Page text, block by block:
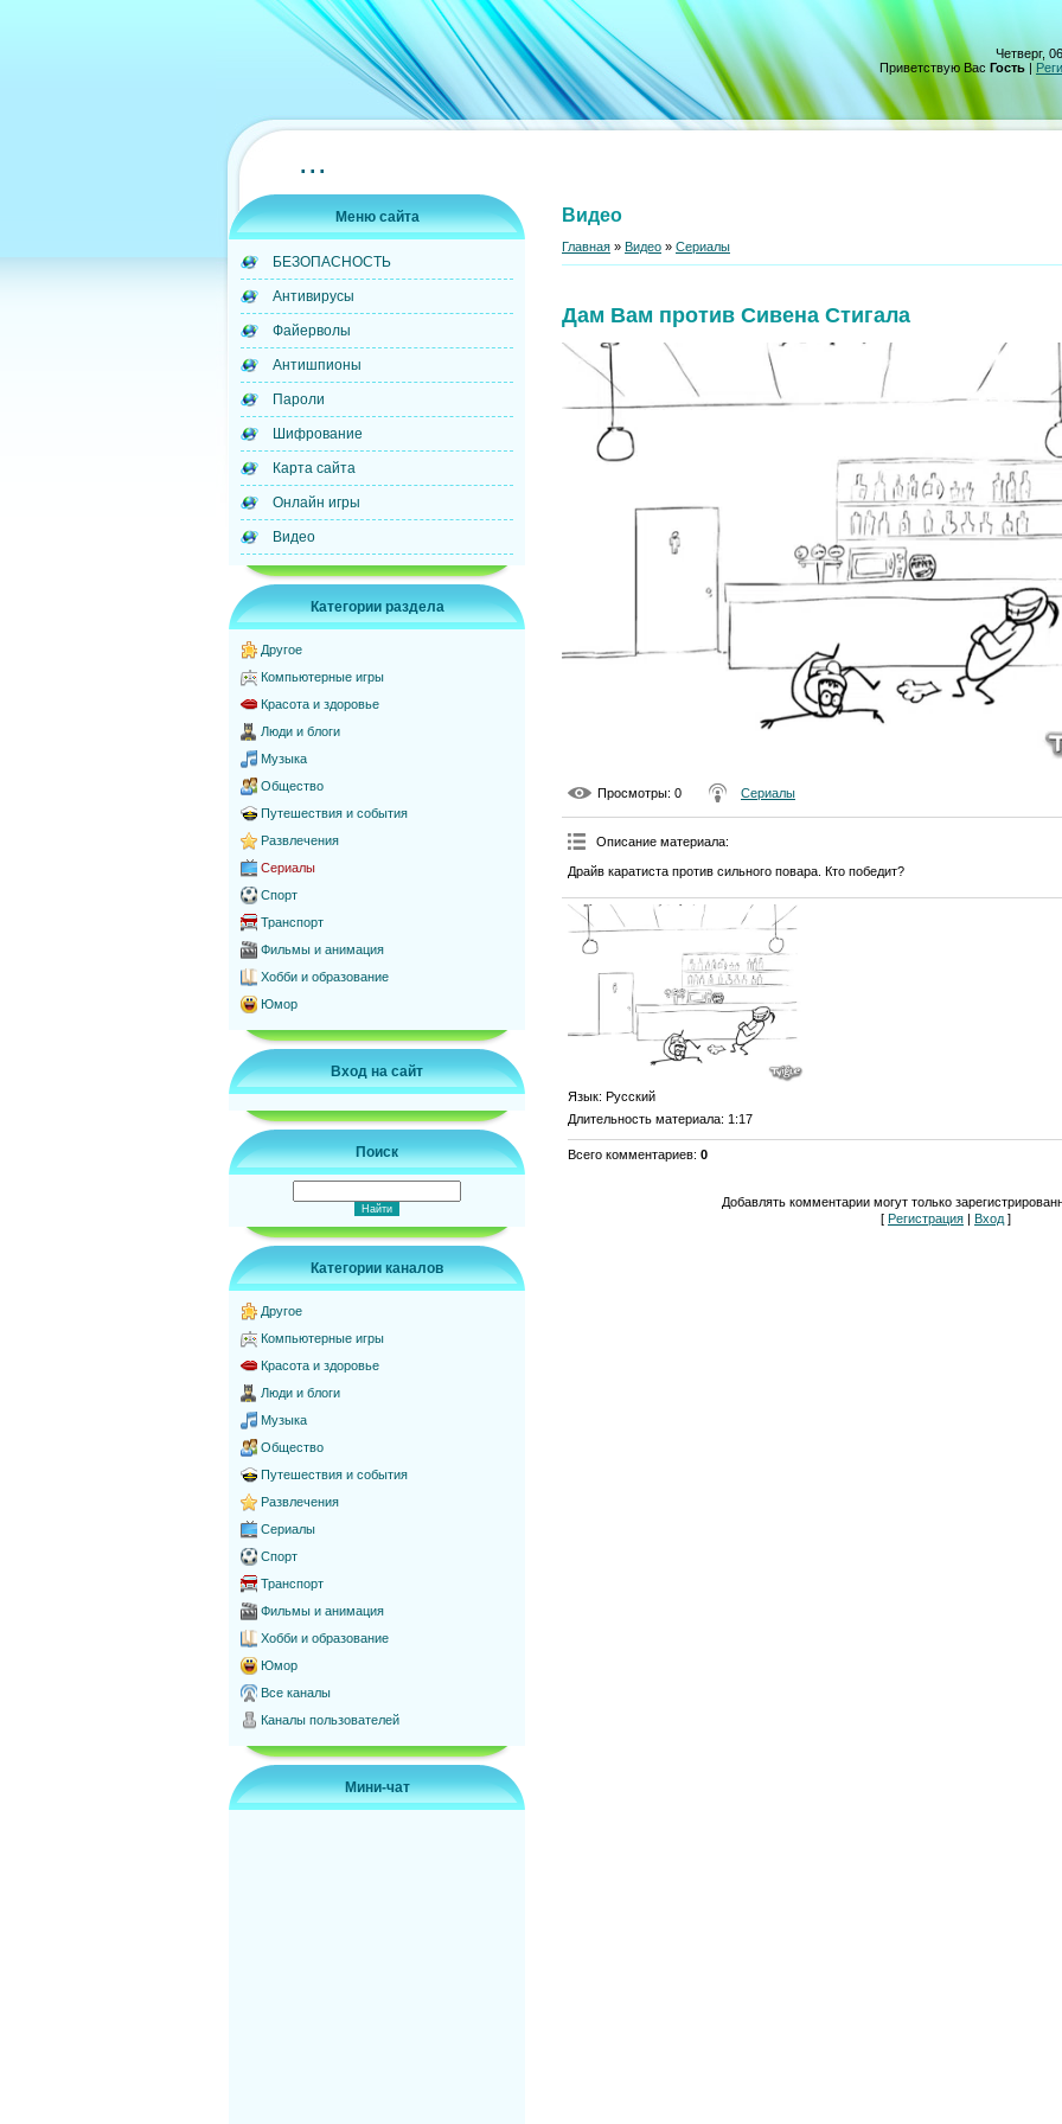
Четверг,
Приветствую Вас Гость |
...
Меню сайта
БЕЗОПАСНОСТЬ
Антивирусы
Файерволы
Антишпионы
Пароли
Шифрование
Карта сайта
Онлайн игры
Видео
Категории раздела
Другое
Компьютерные игры
Красота и здоровье
Люди и блоги
Музыка
Общество
Путешествия и события
Развлечения
Сериалы
Спорт
Транспорт
Фильмы и анимация
Хобби и образование
Юмор
Вход на сайт
Поиск
Категории каналов
Другое
Компьютерные игры
Красота и здоровье
Люди и блоги
Музыка
Общество
Путешествия и события
Развлечения
Сериалы
Спорт
Транспорт
Фильмы и анимация
Хобби и образование
Юмор
Все каналы
Каналы пользователей
Мини-чат
Видео
Главная » Видео » Сериалы
Дам Вам против Сивена Стигала
Просмотры: 0 Сериалы
Описание материала:
Драйв каратиста против сильного повара. Кто победит?
Язык: Русский
Длительность материала: 1:17
Всего комментариев: 0
Добавлять комментарии могут только
[ Регистрация Вход ]